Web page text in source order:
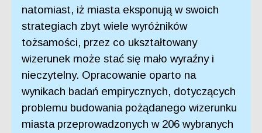
natomiast, iż miasta eksponują w swoich
strategiach zbyt wiele wyróżników
tożsamości, przez co ukształtowany
wizerunek może stać się mało wyraźny i
nieczytelny. Opracowanie oparto na
wynikach badań empirycznych, dotyczących
problemu budowania pożądanego wizerunku
miasta przeprowadzonych w 206 wybranych